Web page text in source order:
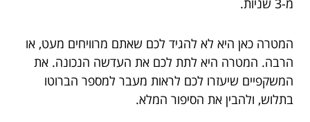
מ-3 שניות.
המטרה כאן היא לא להגיד לכם שאתם מרוויחים מעט, או
הרבה. המטרה היא לתת לכם את העדשה הנכונה. את
המשקפיים שיעזרו לכם לראות מעבר למספר הברוטו
בתלוש, ולהבין את הסיפור המלא.